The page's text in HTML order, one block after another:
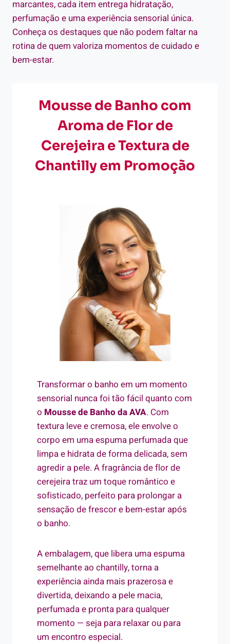
marcantes, cada item entrega hidratação,
perfumação e uma experiência sensorial única.
Conheça os destaques que não podem faltar na
rotina de quem valoriza momentos de cuidado e
bem-estar.
Mousse de Banho com
Aroma de Flor de
Cerejeira e Textura de
Chantilly em Promoção
Transformar o banho em um momento
sensorial nunca foi tão fácil quanto com
o Mousse de Banho da AVA. Com
textura leve e cremosa, ele envolve o
corpo em uma espuma perfumada que
limpa e hidrata de forma delicada, sem
agredir a pele. A fragrância de flor de
cerejeira traz um toque romântico e
sofisticado, perfeito para prolongar a
sensação de frescor e bem-estar após
o banho.
A embalagem, que libera uma espuma
semelhante ao chantilly, torna a
experiência ainda mais prazerosa e
divertida, deixando a pele macia,
perfumada e pronta para qualquer
momento — seja para relaxar ou para
um encontro especial.